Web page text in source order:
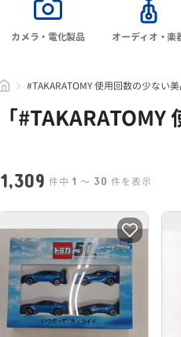
カメラ・電化製品 オーディオ・楽
#TAKARATOMY 使用回数の少ない
「#TAKARATOMY
1,309 件中 1 〜 30 件を表示